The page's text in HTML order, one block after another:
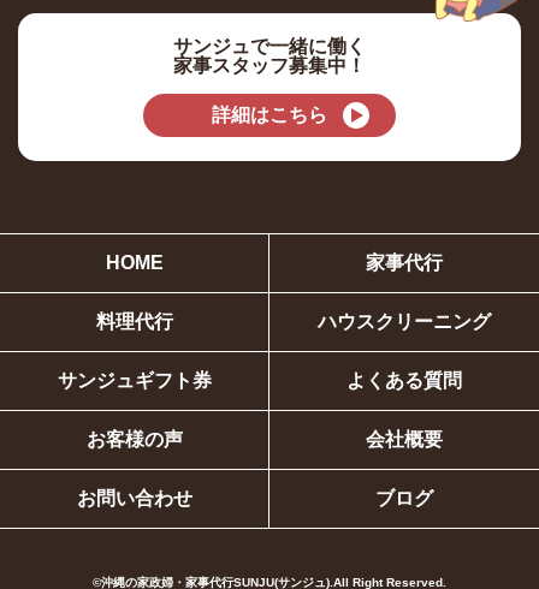
サンジュで一緒に働く
家事スタッフ募集中！
詳細はこちら
HOME 家事代行
料理代行 ハウスクリーニング
サンジュギフト券 よくある質問
お客様の声 会社概要
お問い合わせ ブログ
©︎沖縄の家政婦・家事代行SUNJU(サンジュ).All Right Reserved.